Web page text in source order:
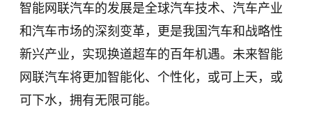
智能网联汽车的发展是全球汽车技术、汽车产业
和汽车市场的深刻变革，更是我国汽车和战略性
新兴产业，实现换道超车的百年机遇。未来智能
网联汽车将更加智能化、个性化，或可上天，或
可下水，拥有无限可能。